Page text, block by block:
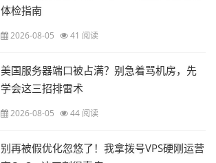
体检指南
2026-08-05 41 阅读
美国服务器端口被占满？别急着骂机房，先
学会这三招排雷术
2026-08-05 44 阅读
别再被假优化忽悠了！我拿拨号VPS硬刚运营